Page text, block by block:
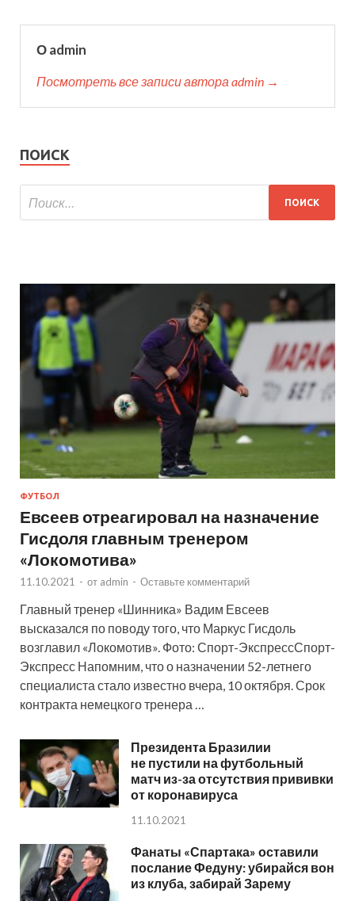
О admin
Посмотреть все записи автора admin →
ПОИСК
ФУТБОЛ
Евсеев отреагировал на назначение
Гисдоля главным тренером
«Локомотива»
11.10.2021 - от admin - Оставьте комментарий
Главный тренер «Шинника» Вадим Евсеев
высказался по поводу того, что Маркус Гисдоль
возглавил «Локомотив». Фото: Спорт-ЭкспрессСпорт-
Экспресс Напомним, что о назначении 52-летнего
специалиста стало известно вчера, 10 октября. Срок
контракта немецкого тренера …
Президента Бразилии
не пустили на футбольный
матч из-за отсутствия прививки
от коронавируса
11.10.2021
Фанаты «Спартака» оставили
послание Федуну: убирайся вон
из клуба, забирай Зарему